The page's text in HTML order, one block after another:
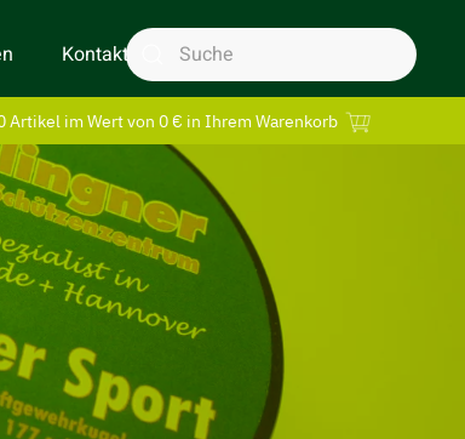
Kontakt
Artikel im Wert von 0 € in Ihrem Warenkorb